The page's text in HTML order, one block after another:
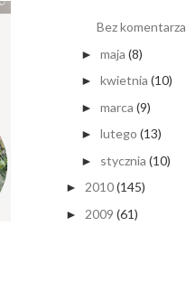
Bez komentarza
► maja (8)
► kwietnia (10)
► marca (9)
► lutego (13)
► stycznia (10)
► 2010(145)
► 2009 (61)